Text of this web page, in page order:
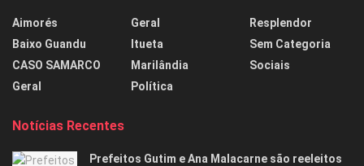
Aimorés
Baixo Guandu
CASO SAMARCO
Geral
Geral
Itueta
Marilândia
Política
Resplendor
Sem Categoria
Sociais
Notícias Recentes
Prefeitos Gutim e Ana Malacarne são reeleitos